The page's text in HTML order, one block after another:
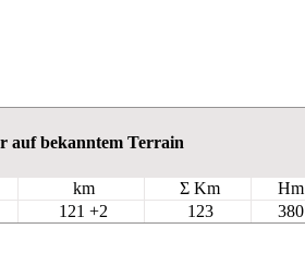
auf bekanntem Terrain
km Σ Km
Hm
121 +2 123 380